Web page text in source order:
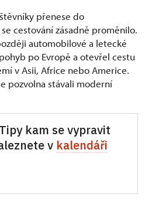
přenese do
cestování zásadně proměnilo.
automobilové a letecké
po Evropě a otevřel cestu
v Asii, Africe nebo Americe.
pozvolna stávali moderní
kam se vypravit
v kalendáři